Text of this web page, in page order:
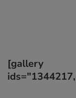
[gallery